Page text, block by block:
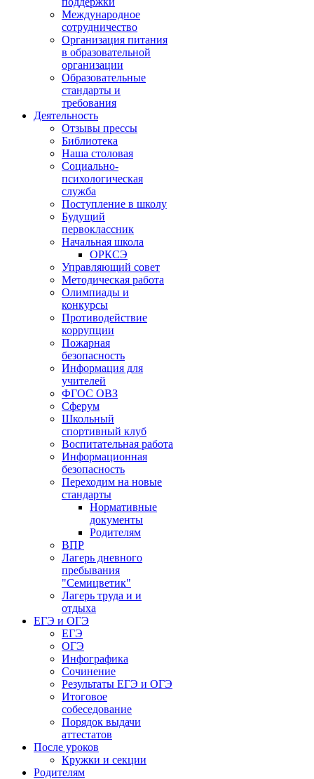
Международное
сотрудничество
Организация питания
в образовательной
организации
Образовательные
стандарты и
требования
Деятельность
Отзывы прессы
Библиотека
Наша столовая
Социально-
психологическая
служба
Поступление в школу
Будущий
первоклассник
Начальная школа
ОРКСЭ
Управляющий совет
Методическая работа
Олимпиады и
конкурсы
Противодействие
коррупции
Пожарная
безопасность
Информация для
учителей
ФГОС ОВЗ
Сферум
Школьный
спортивный клуб
Воспитательная работа
Информационная
безопасность
Переходим на новые
стандарты
Нормативные
документы
Родителям
ВПР
Лагерь дневного
пребывания
"Семицветик"
Лагерь труда и и
отдыха
ЕГЭ и ОГЭ
ЕГЭ
ОГЭ
Инфографика
Сочинение
Результаты ЕГЭ и ОГЭ
Итоговое
собеседование
Порядок выдачи
аттестатов
После уроков
Кружки и секции
Родителям